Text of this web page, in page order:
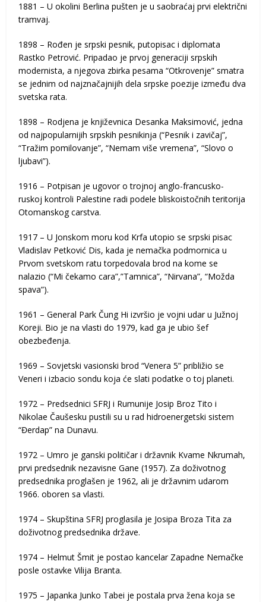
1881 – U okolini Berlina pušten je u saobraćaj prvi električni
tramvaj.
1898 – Rođen je srpski pesnik, putopisac i diplomata
Rastko Petrović. Pripadao je prvoj generaciji srpskih
modernista, a njegova zbirka pesama “Otkrovenje” smatra
se jednim od najznačajnijih dela srpske poezije između dva
svetska rata.
1898 – Rodjena je književnica Desanka Maksimović, jedna
od najpopularnijih srpskih pesnikinja (“Pesnik i zavičaj”,
“Tražim pomilovanje”, “Nemam više vremena”, “Slovo o
ljubavi”).
1916 – Potpisan je ugovor o trojnoj anglo-francusko-
ruskoj kontroli Palestine radi podele bliskoistočnih teritorija
Otomanskog carstva.
1917 – U Jonskom moru kod Krfa utopio se srpski pisac
Vladislav Petković Dis, kada je nemačka podmornica u
Prvom svetskom ratu torpedovala brod na kome se
nalazio (“Mi čekamo cara”,”Tamnica”, “Nirvana”, “Možda
spava”).
1961 – General Park Čung Hi izvršio je vojni udar u Južnoj
Koreji. Bio je na vlasti do 1979, kad ga je ubio šef
obezbeđenja.
1969 – Sovjetski vasionski brod “Venera 5” približio se
Veneri i izbacio sondu koja će slati podatke o toj planeti.
1972 – Predsednici SFRJ i Rumunije Josip Broz Tito i
Nikolae Čaušesku pustili su u rad hidroenergetski sistem
“Đerdap” na Dunavu.
1972 – Umro je ganski političar i državnik Kvame Nkrumah,
prvi predsednik nezavisne Gane (1957). Za doživotnog
predsednika proglašen je 1962, ali je državnim udarom
1966. oboren sa vlasti.
1974 – Skupština SFRJ proglasila je Josipa Broza Tita za
doživotnog predsednika države.
1974 – Helmut Šmit je postao kancelar Zapadne Nemačke
posle ostavke Vilija Branta.
1975 – Japanka Junko Tabei je postala prva žena koja se